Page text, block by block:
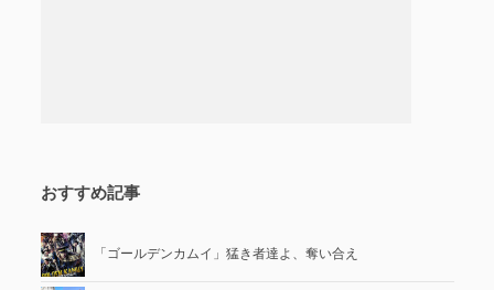
おすすめ記事
「ゴールデンカムイ」猛き者達よ、奪い合え